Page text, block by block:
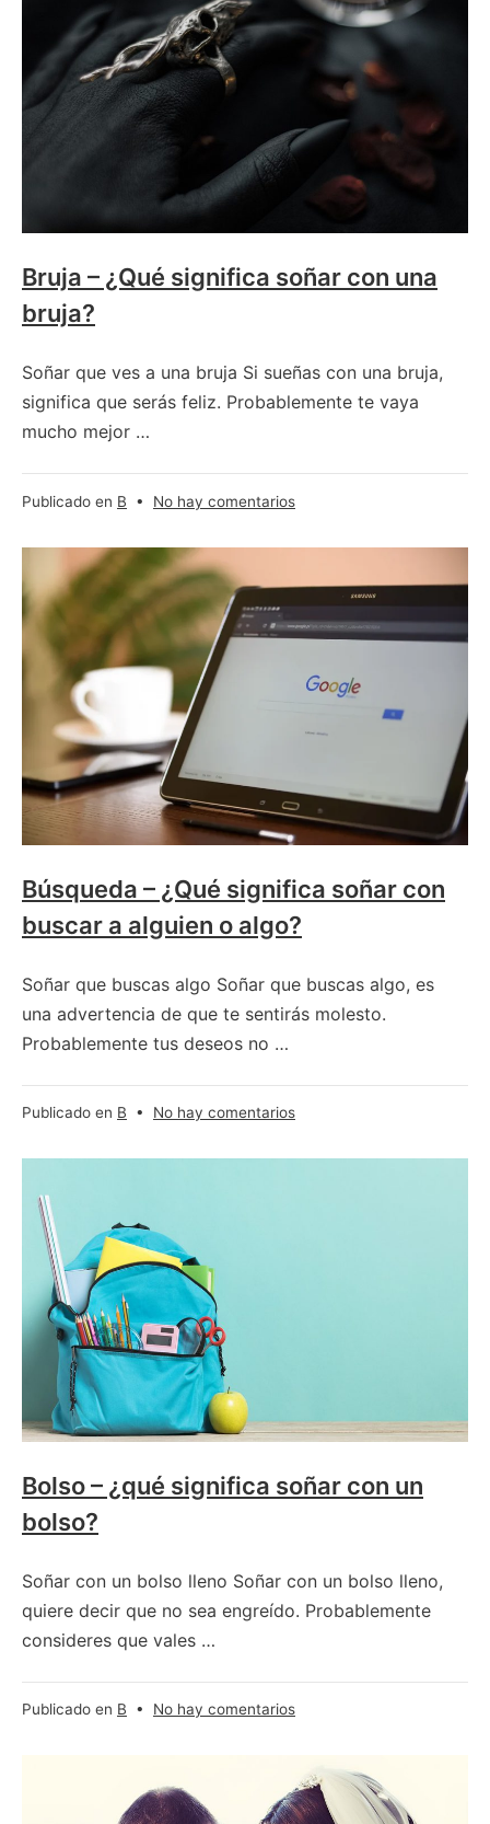
brujería?
Bruja – ¿Qué significa soñar con una
bruja?
Soñar que ves a una bruja Si sueñas con una bruja,
significa que serás feliz. Probablemente te vaya
mucho mejor …
Publicado en B • No hay comentariosen
–
significa
soñar
una
Búsqueda – ¿Qué significa soñar con
buscar a alguien o algo?
Soñar que buscas algo Soñar que buscas algo, es
una advertencia de que te sentirás molesto.
Probablemente tus deseos no …
Publicado en B • No hay comentariosen
–
Bolso – ¿qué significa soñar con un
bolso?
Soñar con un bolso lleno Soñar con un bolso lleno,
quiere decir que no sea engreído. Probablemente
consideres que vales …
Publicado en B • No hay comentariosen
¿qué
significa